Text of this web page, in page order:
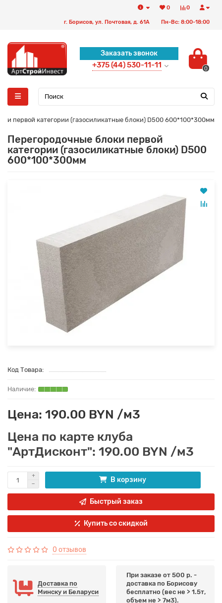
0
0
г. Борисов, ул. Почтовая, д. 61А Пн-Вс: 8:00-18:00
Заказать звонок
+375 (44) 530-11-11 0
первой категории (газосиликатные блоки) D500 600*100*300мм
Перегородочные блоки первой
категории (газосиликатные блоки) D500
600*100*300мм
Код Товара:
Цена: 190.00 BYN /м3
Цена по карте клуба
"АртДисконт": 190.00 BYN /м3
В корзину
Быстрый заказ
Купить со скидкой
0 отзывов
Доставка по
Минску и Беларуси
При заказе от 500 р. -
доставка по Борисову
бесплатно (вес не > 1.5т,
объем не > 7м3).